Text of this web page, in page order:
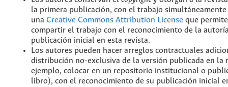
la primera publicación, con el trabajo
una Creative Commons Attribution License que
compartir el trabajo con el reconocimiento de la
publicación inicial en esta revista.
Los autores pueden hacer arreglos contractuales
distribución no-exclusiva de la versión publicada en la
ejemplo, colocar en un repositorio institucional o
libro), con el reconocimiento de su publicación inicial